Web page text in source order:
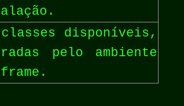
classes disponíveis,
pelo ambiente